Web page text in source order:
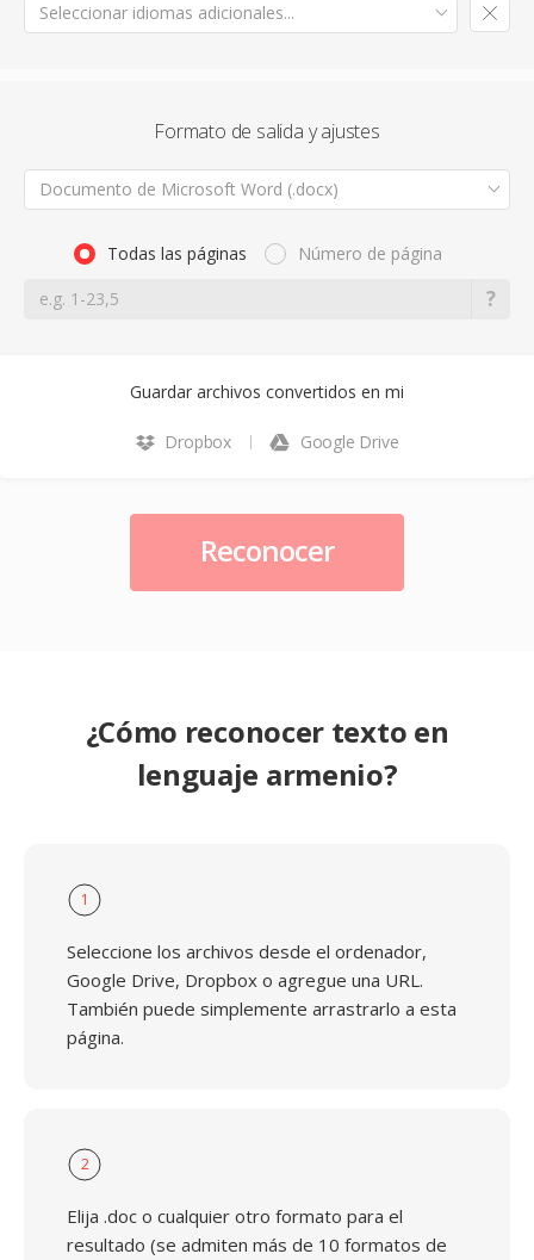
Seleccionar idiomas adicionales...
Formato de salida y ajustes
Documento de Microsoft Word (.docx)
Todas las páginas Número de página
Guardar archivos convertidos en mi
Dropbox Google Drive
Reconocer
¿Cómo reconocer texto en
lenguaje armenio?
1
Seleccione los archivos desde el ordenador,
Google Drive, Dropbox o agregue una URL.
También puede simplemente arrastrarlo a esta
página.
2
Elija .doc o cualquier otro formato para el
resultado (se admiten más de 10 formatos de